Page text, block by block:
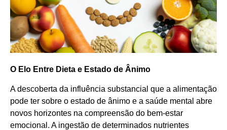
O Elo Entre Dieta e Estado de Ânimo
A descoberta da influência substancial que a alimentação
pode ter sobre o estado de ânimo e a saúde mental abre
novos horizontes na compreensão do bem-estar
emocional. A ingestão de determinados nutrientes